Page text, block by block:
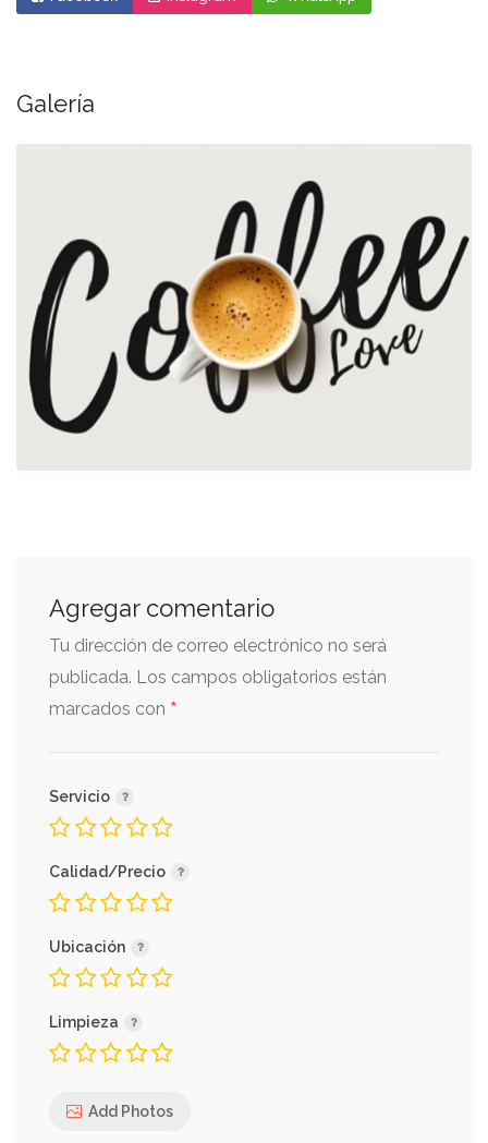
Galería
Agregar comentario
Tu dirección de correo electrónico no será
publicada. Los campos obligatorios están
marcados con *
Servicio
Calidad/Precio
Ubicación
Limpieza
Add Photos